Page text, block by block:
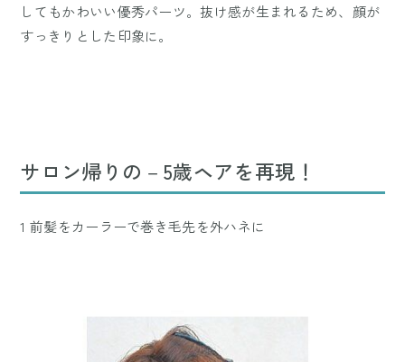
してもかわいい優秀パーツ。抜け感が生まれるため、顔が
すっきりとした印象に。
サロン帰りの－5歳ヘアを再現！
1 前髪をカーラーで巻き毛先を外ハネに